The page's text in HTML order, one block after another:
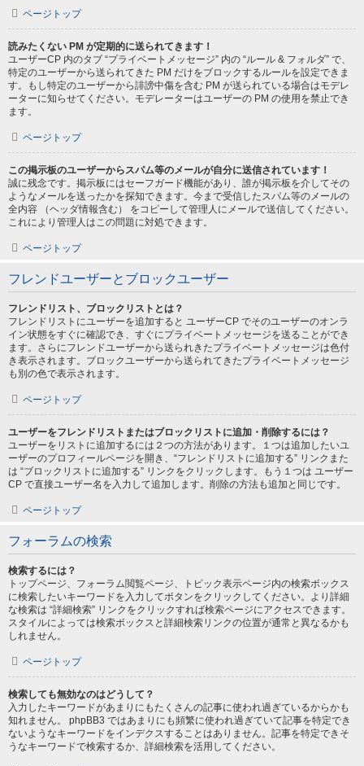
ページトップ
読みたくない PM が定期的に送られてきます！
ユーザーCP 内のタブ “プライベートメッセージ” 内の “ルール & フォルダ” で、
特定のユーザーから送られてきた PM だけをブロックするルールを設定できま
す。もし特定のユーザーから誹謗中傷を含む PM が送られている場合はモデレ
ーターに知らせてください。モデレーターはユーザーの PM の使用を禁止でき
ます。
ページトップ
この掲示板のユーザーからスパム等のメールが自分に送信されています！
誠に残念です。掲示板にはセーフガード機能があり、誰が掲示板を介してその
ようなメールを送ったかを探知できます。今まで受信したスパム等のメールの
全内容 （ヘッダ情報含む） をコピーして管理人にメールで送信してください。
これにより管理人はこの問題に対処できます。
ページトップ
フレンドユーザーとブロックユーザー
フレンドリスト、ブロックリストとは？
フレンドリストにユーザーを追加すると ユーザーCP でそのユーザーのオンラ
イン状態をすぐに確認でき、すぐにプライベートメッセージを送ることができ
ます。さらにフレンドユーザーから送られきたプライベートメッセージは色付
き表示されます。ブロックユーザーから送られてきたプライベートメッセージ
も別の色で表示されます。
ページトップ
ユーザーをフレンドリストまたはブロックリストに追加・削除するには？
ユーザーをリストに追加するには２つの方法があります。１つは追加したいユ
ーザーのプロフィールページを開き、“フレンドリストに追加する” リンクまた
は “ブロックリストに追加する” リンクをクリックします。もう１つは ユーザー
CP で直接ユーザー名を入力して追加します。削除の方法も追加と同じです。
ページトップ
フォーラムの検索
検索するには？
トップページ、フォーラム閲覧ページ、トピック表示ページ内の検索ボックス
に検索したいキーワードを入力してボタンをクリックしてください。より詳細
な検索は “詳細検索” リンクをクリックすれば検索ページにアクセスできます。
スタイルによっては検索ボックスと詳細検索リンクの位置が通常と異なるかも
しれません。
ページトップ
検索しても無効なのはどうして？
入力したキーワードがあまりにもたくさんの記事に使われ過ぎているからかも
知れません。 phpBB3 ではあまりにも頻繁に使われ過ぎていて記事を特定でき
ないようなキーワードをインデクスすることはありません。記事を特定できそ
うなキーワードで検索するか、詳細検索を活用してください。